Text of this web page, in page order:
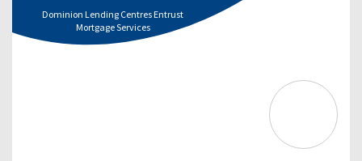
Dominion Lending Centres Entrust
Mortgage Services